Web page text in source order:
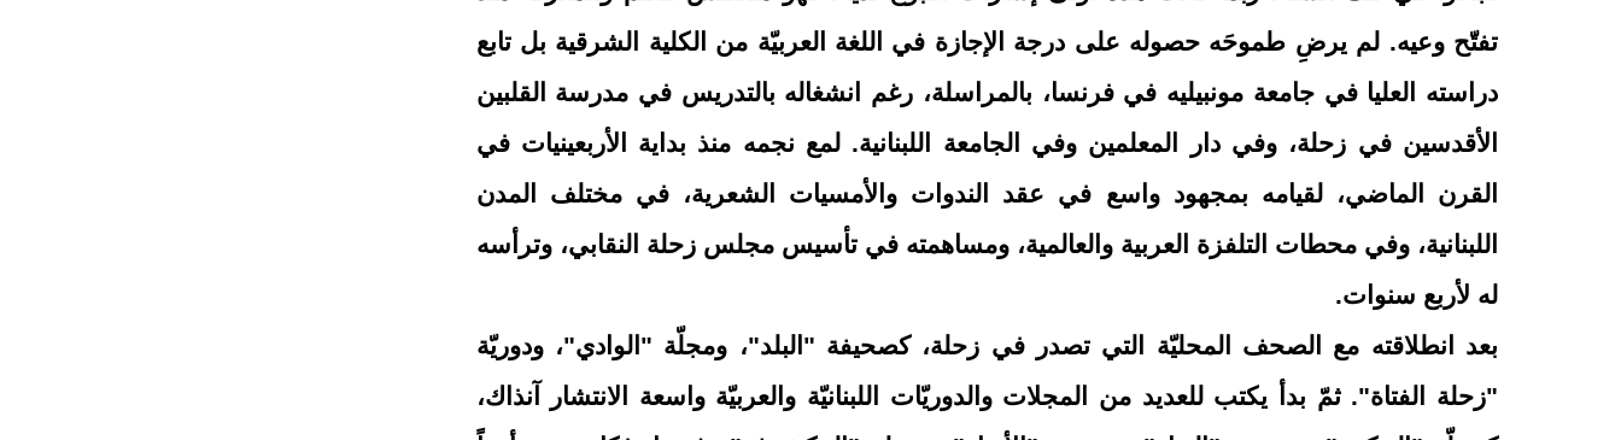
تفتّح وعيه. لم يرضِ طموحَه حصوله على درجة الإجازة في اللغة العربيّة من الكلية الشرقية بل تابع
دراسته العليا في جامعة مونبيليه في فرنسا، بالمراسلة، رغم انشغاله بالتدريس في مدرسة القلبين
الأقدسين في زحلة، وفي دار المعلمين وفي الجامعة اللبنانية. لمع نجمه منذ بداية الأربعينيات في
القرن الماضي، لقيامه بمجهود واسع في عقد الندوات والأمسيات الشعرية، في مختلف المدن
اللبنانية، وفي محطات التلفزة العربية والعالمية، ومساهمته في تأسيس مجلس زحلة النقابي، وترأسه
له لأربع سنوات.
بعد انطلاقته مع الصحف المحليّة التي تصدر في زحلة، كصحيفة "البلد"، ومجلّة "الوادي"، ودوريّة
"زحلة الفتاة". ثمّ بدأ يكتب للعديد من المجلات والدوريّات اللبنانيّة والعربيّة واسعة الانتشار آنذاك،